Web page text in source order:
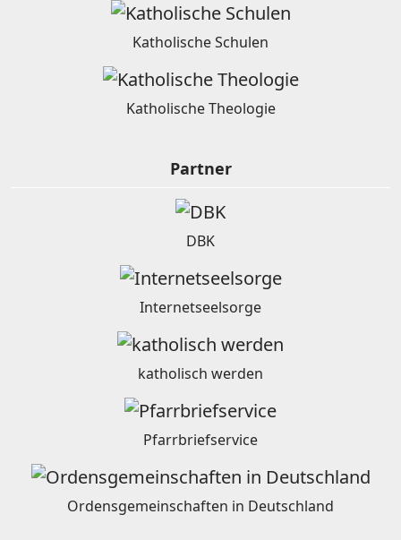
Katholische Schulen
Katholische Theologie
Partner
DBK
Internetseelsorge
katholisch werden
Pfarrbriefservice
Ordensgemeinschaften in Deutschland